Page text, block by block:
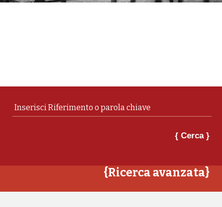
{ Cerca }
{Ricerca avanzata}